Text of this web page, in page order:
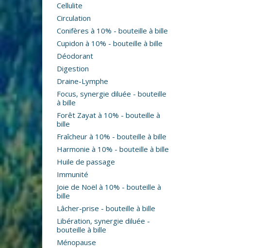
Cellulite
Circulation
Conifères à 10% - bouteille à bille
Cupidon à 10% - bouteille à bille
Déodorant
Digestion
Draine-Lymphe
Focus, synergie diluée - bouteille
à bille
Forêt Zayat à 10% - bouteille à
bille
Fraîcheur à 10% - bouteille à bille
Harmonie à 10% - bouteille à bille
Huile de passage
Immunité
Joie de Noël à 10% - bouteille à
bille
Lâcher-prise - bouteille à bille
Libération, synergie diluée -
bouteille à bille
Ménopause